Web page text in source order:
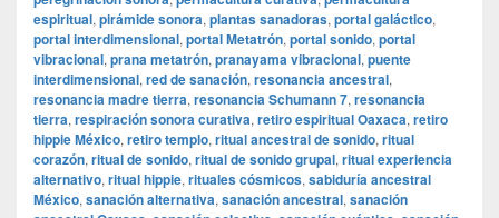
espiritual, pirámide sonora, plantas sanadoras, portal galáctico,
portal interdimensional, portal Metatrón, portal sonido, portal
vibracional, prana metatrón, pranayama vibracional, puente
interdimensional, red de sanación, resonancia ancestral,
resonancia madre tierra, resonancia Schumann 7, resonancia
tierra, respiración sonora curativa, retiro espiritual Oaxaca, retiro
hippie México, retiro templo, ritual ancestral de sonido, ritual
corazón, ritual de sonido, ritual de sonido grupal, ritual experiencia
alternativo, ritual hippie, rituales cósmicos, sabiduría ancestral
México, sanación alternativa, sanación ancestral, sanación